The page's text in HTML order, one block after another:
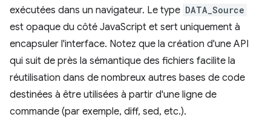
exécutées dans un navigateur. Le type DATA_Source
est opaque du côté JavaScript et sert uniquement à
encapsuler l'interface. Notez que la création d'une API
qui suit de près la sémantique des fichiers facilite la
réutilisation dans de nombreux autres bases de code
destinées à être utilisées à partir d'une ligne de
commande (par exemple, diff, sed, etc.).